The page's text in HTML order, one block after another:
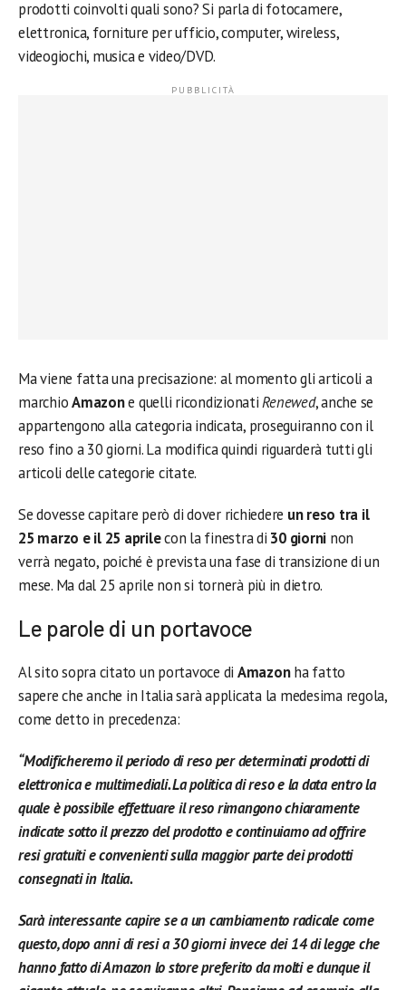
prodotti coinvolti quali sono? Si parla di fotocamere,
elettronica, forniture per ufficio, computer, wireless,
videogiochi, musica e video/DVD.
Ma viene fatta una precisazione: al momento gli articoli a
marchioAmazone quelli ricondizionatiRenewed, anche se
appartengono alla categoria indicata, proseguiranno con il
reso fino a 30 giorni. La modifica quindi riguarderà tutti gli
articoli delle categorie citate.
Se dovesse capitare però di dover richiedere un reso tra il
25 marzo e il 25 aprilecon la finestra di 30 giorni non
verrà negato, poiché è prevista una fase di transizione di un
mese. Ma dal 25 aprile non si tornerà più in dietro.
Le parole di un portavoce
Al sito sopra citato un portavoce di Amazonha fatto
sapere che anche in Italia sarà applicata la medesima regola,
come detto in precedenza:
“Modificheremo il periodo di reso per determinati prodotti di
elettronica e multimediali. La politica di reso e la data entro la
quale è possibile effettuare il reso rimangono chiaramente
indicate sotto il prezzo del prodotto e continuiamo ad offrire
resi gratuiti e convenienti sulla maggior parte dei prodotti
consegnati in Italia.
Sarà interessante capire se a un cambiamento radicale come
questo, dopo anni di resi a 30 giorni invece dei 14 di legge che
hanno fatto di Amazon lo store preferito da molti e dunque il